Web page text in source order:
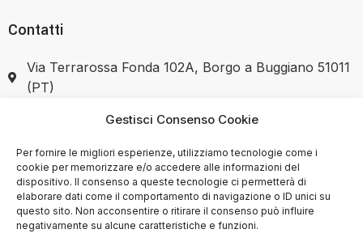
Gestisci Consenso Cookie
Per fornire le migliori esperienze, utilizziamo tecnologie come i
cookie per memorizzare e/o accedere alle informazioni del
dispositivo. Il consenso a queste tecnologie ci permetterà di
elaborare dati come il comportamento di navigazione o ID unici su
questo sito. Non acconsentire o ritirare il consenso può influire
negativamente su alcune caratteristiche e funzioni.
Contatti
Via Terrarossa Fonda 102A, Borgo a Buggiano 51011
(PT)
+39 351 7446037
SHOP